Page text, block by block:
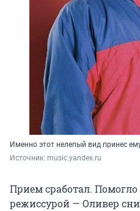
Именно этот нелепый вид принес
Источник: music.yandex.ru
Прием сработал. Помогло
режиссурой — Оливер